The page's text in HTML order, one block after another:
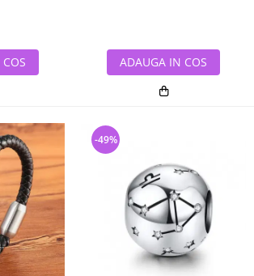
ADAUGA IN COS
-49%